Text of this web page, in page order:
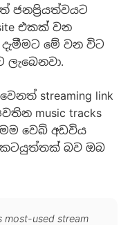
ජනප්‍රියත්වයට
එකක් වන
මේ වන විට
streaming link
music tracks
වෙබ් අඩවිය
කටයුත්තක් බව ඔබ
most-used stream